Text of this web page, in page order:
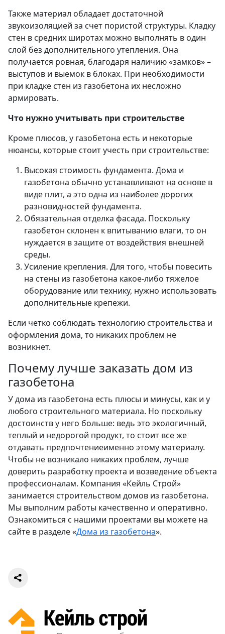
Также материал обладает достаточной
звукоизоляцией за счет пористой структуры. Кладку
стен в средних широтах можно выполнять в один
слой без дополнительного утепления. Она
получается ровная, благодаря наличию «замков» –
выступов и выемок в блоках. При необходимости
при кладке стен из газобетона их несложно
армировать.
Что нужно учитывать при строительстве
Кроме плюсов, у газобетона есть и некоторые
нюансы, которые стоит учесть при строительстве:
Высокая стоимость фундамента. Дома и
газобетона обычно устанавливают на основе в
виде плит, а это одна из наиболее дорогих
разновидностей фундамента.
Обязательная отделка фасада. Поскольку
газобетон склонен к впитыванию влаги, то он
нуждается в защите от воздействия внешней
среды.
Усиление крепления. Для того, чтобы повесить
на стены из газобетона какое-либо тяжелое
оборудование или технику, нужно использовать
дополнительные крепежи.
Если четко соблюдать технологию строительства и
оформления дома, то никаких проблем не
возникнет.
Почему лучше заказать дом из
газобетона
У дома из газобетона есть плюсы и минусы, как и у
любого строительного материала. Но поскольку
достоинств у него больше: ведь это экологичный,
теплый и недорогой продукт, то стоит все же
отдавать предпочтениеименно этому материалу.
Чтобы не возникало никаких проблем, лучше
доверить разработку проекта и возведение объекта
профессионалам. Компания «Кейль Строй»
занимается строительством домов из газобетона.
Мы выполним работы качественно и оперативно.
Ознакомиться с нашими проектами вы можете на
сайте в разделе «Дома из газобетона».